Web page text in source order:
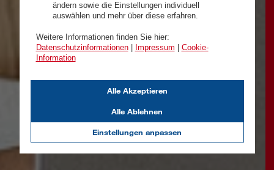
ändern sowie die Einstellungen individuell
auswählen und mehr über diese erfahren.
Weitere Informationen finden Sie hier:
Datenschutzinformationen| Impressum
Cookie-
Information
Einstellungen anpassen
Alle Ablehnen
Alle Akzeptieren